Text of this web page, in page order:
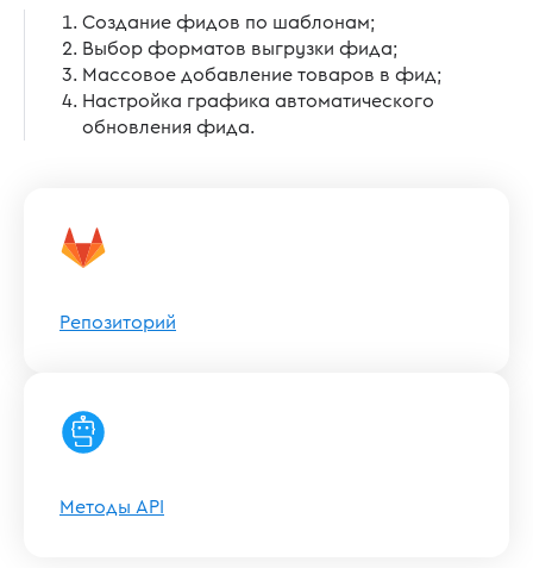
Создание фидов по шаблонам;
Выбор форматов выгрузки фида;
Массовое добавление товаров в фид;
Настройка графика автоматического
обновления фида.
Репозиторий
Методы API